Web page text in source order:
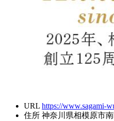
URL https://www.sagami-
住所 神奈川県相模原市南